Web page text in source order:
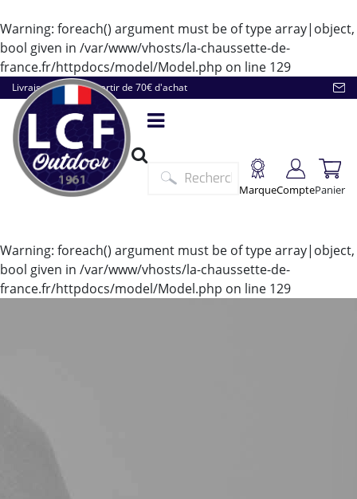
Warning: foreach() argument must be of type array|object,
bool given in /var/www/vhosts/la-chaussette-de-
france.fr/httpdocs/model/Model.php on line 129
Livraison offerte à partir de 70€ d'achat
MarqueComptePanier
Warning: foreach() argument must be of type array|object,
bool given in /var/www/vhosts/la-chaussette-de-
france.fr/httpdocs/model/Model.php on line 129